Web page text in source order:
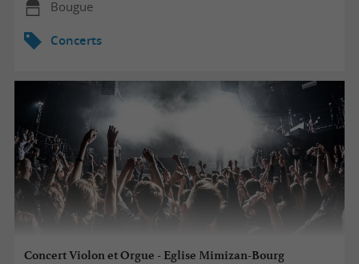
Bougue
Concerts
Concert Violon et Orgue - Eglise Mimizan-Bourg